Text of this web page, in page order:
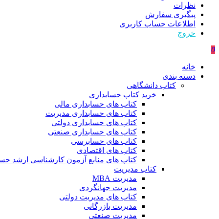
نظرات
پیگیری سفارش
اطلاعات حساب كاربری
خروج
0
خانه
دسته بندی
کتاب دانشگاهی
خرید کتاب حسابداری
کتاب های حسابداری مالی
کتاب های حسابداری مدیریت
کتاب های حسابداری دولتی
کتاب های حسابداری صنعتی
کتاب های حسابرسی
کتاب های اقتصادی
کتاب های منابع آزمون کارشناسی ارشد
کتاب مدیریت
مدیریت MBA
مدیریت جهانگردی
کتاب های مدیریت دولتی
مدیریت بازرگانی
مدیریت صنعتی